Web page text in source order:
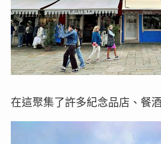
在這聚集了許多紀念品店、餐